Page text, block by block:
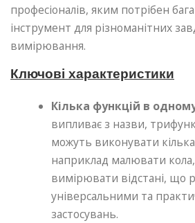
професіоналів, яким потрібен
інструмент для різноманітних
вимірювання.
Ключові характеристики
Кілька функцій в
випливає з назви,
можуть виконувати
наприклад малювати
вимірювати відстані, що
універсальними та
застосувань.